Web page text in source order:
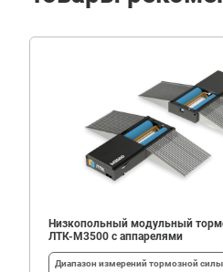
Низкопольный модульный
ЛТК-М3500 с аппарелями
Диапазон измерений тормозной